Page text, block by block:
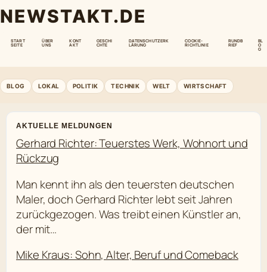
NEWSTAKT.DE
START
SEITE
ÜBER
UNS
KONT
AKT
GESCHI
CHTE
DATENSCHUTZERK
LÄRUNG
COOKIE-
RICHTLINIE
RUNDB
RIEF
BL
O
G
BLOG LOKAL POLITIK TECHNIK WELT WIRTSCHAFT
AKTUELLE MELDUNGEN
Gerhard Richter: Teuerstes Werk, Wohnort und
Rückzug
Man kennt ihn als den teuersten deutschen
Maler, doch Gerhard Richter lebt seit Jahren
zurückgezogen. Was treibt einen Künstler an,
der mit…
Mike Kraus: Sohn, Alter, Beruf und Comeback